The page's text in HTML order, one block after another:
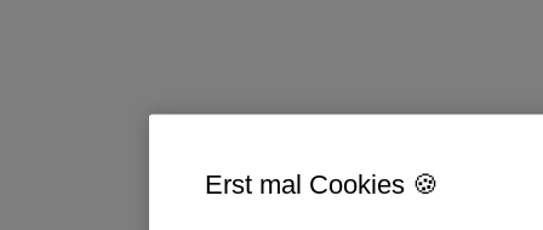
Erst mal Cookies 🍪